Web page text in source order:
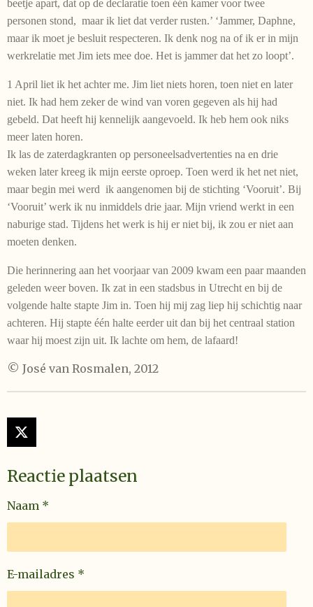
beetje apart, dat op de declaratie toen één kamer voor twee
personen stond, maar ik liet dat verder rusten.’ ‘Jammer, Daphne,
maar ik moet je besluit respecteren. Ik denk nog na of ik er in mijn
werkrelatie met Jim iets mee doe. Het is jammer dat het zo loopt’.
1 April liet ik het achter me. Jim liet niets horen, toen niet en later
niet. Ik had hem zeker de wind van voren gegeven als hij had
gebeld. Dat heeft hij kennelijk aangevoeld. Ik heb hem ook niks
meer laten horen.
Ik las de zaterdagkranten op personeelsadvertenties na en drie
weken later kreeg ik mijn eerste oproep. Toen werd ik het net niet,
maar begin mei werd ik aangenomen bij de stichting ‘Vooruit’. Bij
‘Vooruit’ werk ik nu inmiddels drie jaar. Mijn vriend werkt in een
naburige stad. Tijdens het werk is hij er niet bij, ik zou er niet aan
moeten denken.
Die herinnering aan het voorjaar van 2009 kwam een paar maanden
geleden weer boven. Ik zat in een stadsbus in Utrecht en bij de
volgende halte stapte Jim in. Toen hij mij zag liep hij schichtig naar
achteren. Hij stapte één halte eerder uit dan bij het centraal station
waar hij moest zijn uit. Ik lachte om hem, de lafaard!
© José van Rosmalen, 2012
X
Reactie plaatsen
Naam *
E-mailadres *